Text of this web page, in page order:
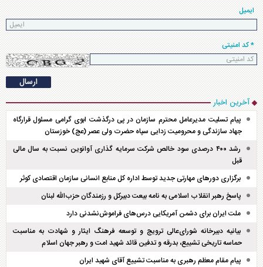
ایمیل
* کد امنیتی
آخرین اخبار
پیام تسلیت مدیرعامل محترم سازمان در پی درگذشت ابوی گرامی مسئول قرارگاه
جهاد سازندگی و محرومیت زدایی سپاه حضرت ولی عصر (عج) خوزستان
رشد ۴۰۰ درصدی سود خالص شرکت سرمایه گذاری آوانوین نسبت به سال مالی
قبل
برگزاری دور‌های مهارتی جدید توسط اداره کل منابع انسانی سازمان اقتصادی کوثر
پاسخ رهبر انقلاب اسلامی به نامه بیعت دبیرکل و رزمندگان حزب‌الله لبنان
ملت ایران برای دشمن آمریکایی درس‌های فراموش‌نشدنی دارد
بیانیه دبیرخانه شورای‌عالی ترویج و توسعه فرهنگ ایثار و شهادت به مناسبت
حماسه تاریخی تشییع، بدرقه و تدفین قائد شهید امت و رهبر جهان اسلام
پیام مقام معظم رهبری به مناسبت تشییع آقای شهید ایران